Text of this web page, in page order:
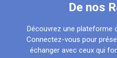
De nos
Découvrez une plateforme
Connectez-vous pour
échanger avec ceux qui